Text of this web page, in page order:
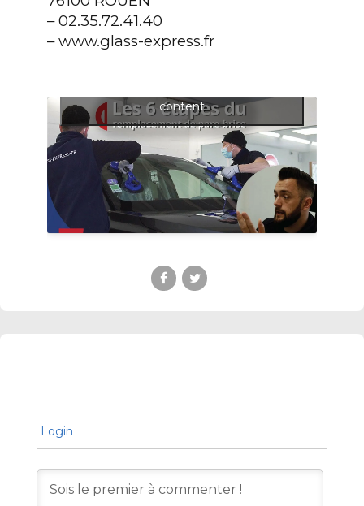
– 02.35.72.41.40
–www.glass-express.fr
content
Login